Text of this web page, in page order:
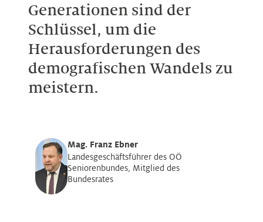
Generationen sind der
Schlüssel, um die
Herausforderungen des
demografischen Wandels zu
meistern.
Mag. Franz Ebner
Landesgeschäftsführer des OÖ
Seniorenbundes, Mitglied des
Bundesrates